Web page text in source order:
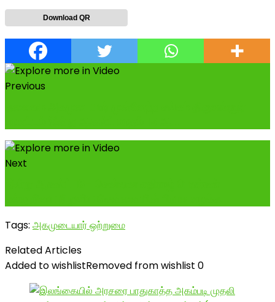
Download QR
Previous
Next
Tags: அகமுடையார் ஒற்றுமை
Related Articles
Added to wishlistRemoved from wishlist 0